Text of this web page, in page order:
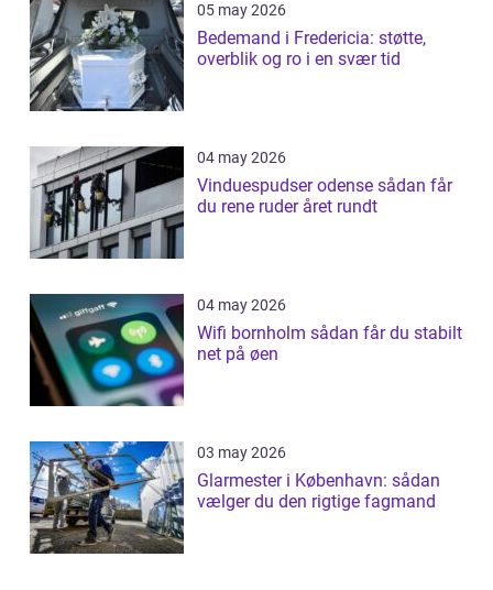
05 may 2026
Bedemand i Fredericia: støtte,
overblik og ro i en svær tid
04 may 2026
Vinduespudser odense sådan får
du rene ruder året rundt
04 may 2026
Wifi bornholm sådan får du stabilt
net på øen
03 may 2026
Glarmester i København: sådan
vælger du den rigtige fagmand